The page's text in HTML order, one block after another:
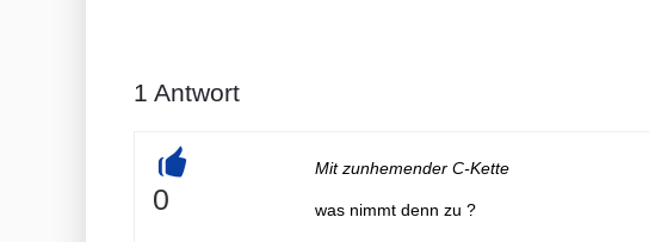
1 Antwort
+
0
Mit zunhemender C-Kette
was nimmt denn zu ?